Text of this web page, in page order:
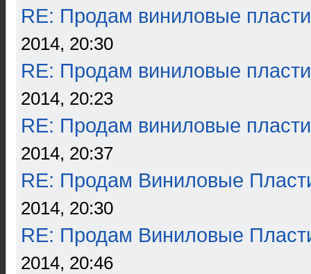
RE: Продам виниловые
2014, 20:30
RE: Продам виниловые
2014, 20:23
RE: Продам виниловые
2014, 20:37
RE: Продам Виниловые
2014, 20:30
RE: Продам Виниловые
2014, 20:46